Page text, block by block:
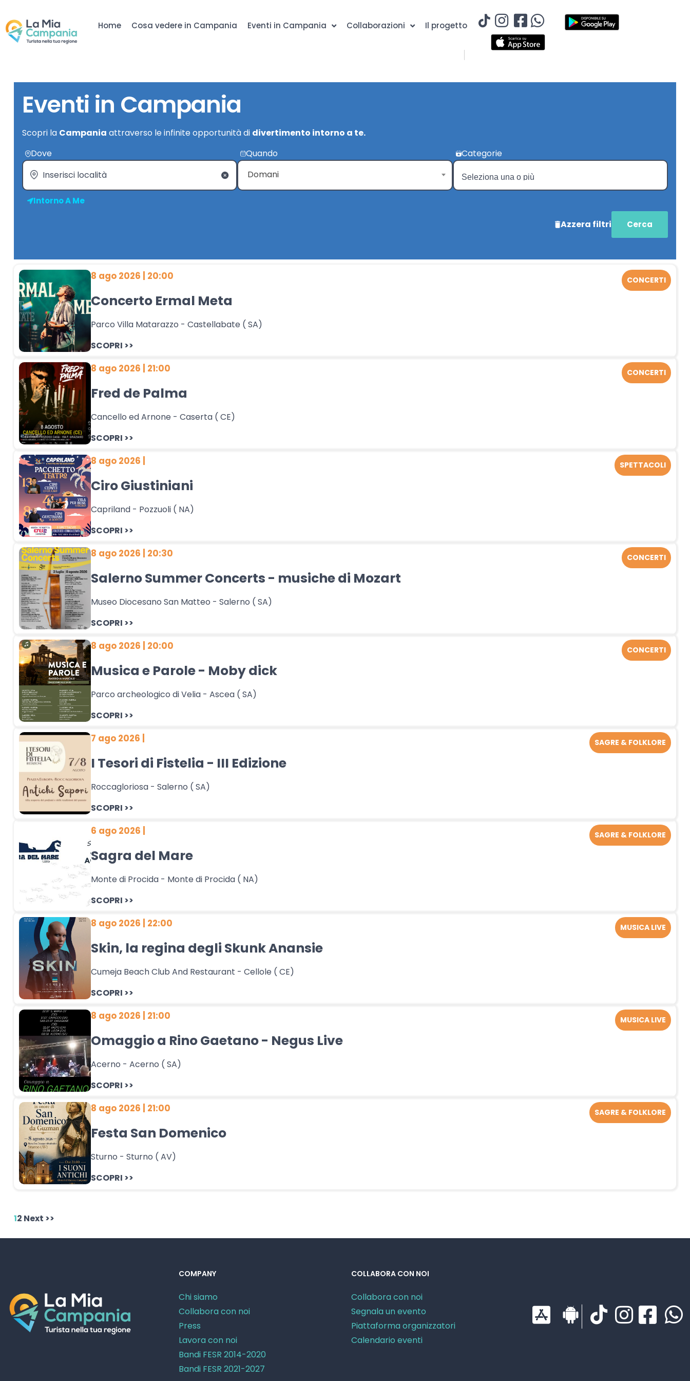
Home Cosa vedere in Campania Eventi in Campania Collaborazioni Il progetto
Eventi in Campania
Scopri la Campania attraverso le infinite opportunità di divertimento intorno a te.
Dove
Intorno A Me
Quando
Domani
Categorie
Azzera filtri
8 ago 2026 | 20:00
Concerto Ermal Meta
Parco Villa Matarazzo - Castellabate ( SA)
SCOPRI >>
CONCERTI
8 ago 2026 | 21:00
Fred de Palma
Cancello ed Arnone - Caserta ( CE)
SCOPRI >>
CONCERTI
8 ago 2026 |
Ciro Giustiniani
Capriland - Pozzuoli ( NA)
SCOPRI >>
SPETTACOLI
8 ago 2026 | 20:30
Salerno Summer Concerts - musiche di Mozart
Museo Diocesano San Matteo - Salerno ( SA)
SCOPRI >>
CONCERTI
8 ago 2026 | 20:00
Musica e Parole - Moby dick
Parco archeologico di Velia - Ascea ( SA)
SCOPRI >>
CONCERTI
7 ago 2026 |
I Tesori di Fistelia - III Edizione
Roccagloriosa - Salerno ( SA)
SCOPRI >>
SAGRE & FOLKLORE
6 ago 2026 |
Sagra del Mare
Monte di Procida - Monte di Procida ( NA)
SCOPRI >>
SAGRE & FOLKLORE
8 ago 2026 | 22:00
Skin, la regina degli Skunk Anansie
Cumeja Beach Club And Restaurant - Cellole ( CE)
SCOPRI >>
MUSICA LIVE
8 ago 2026 | 21:00
Omaggio a Rino Gaetano - Negus Live
Acerno - Acerno ( SA)
SCOPRI >>
MUSICA LIVE
8 ago 2026 | 21:00
Festa San Domenico
Sturno - Sturno ( AV)
SCOPRI >>
SAGRE & FOLKLORE
12 Next >>
COMPANY
Chi siamo
Collabora con noi
Press
Lavora con noi
Bandi FESR 2014-2020
Bandi FESR 2021-2027
COLLABORA CON NOI
Collabora con noi
Segnala un evento
Piattaforma organizzatori
Calendario eventi